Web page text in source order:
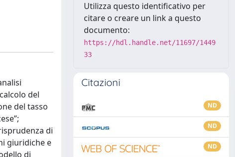
del
del tasso
di
giuridiche e
di
Utilizza questo identificativo per
citare o creare un link a questo
documento:
https://hdl.handle.net/11697/1449
33
Citazioni
ND
ND
ND